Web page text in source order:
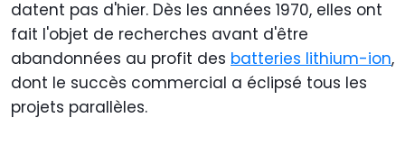
datent pas d'hier. Dès les années 1970, elles ont
fait l'objet de recherches avant d'être
abandonnées au profit des batteries lithium-ion,
dont le succès commercial a éclipsé tous les
projets parallèles.